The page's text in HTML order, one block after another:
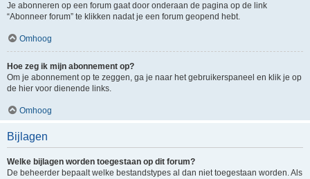
Je abonneren op een forum gaat door onderaan de pagina op de link
“Abonneer forum” te klikken nadat je een forum geopend hebt.
Omhoog
Hoe zeg ik mijn abonnement op?
Om je abonnement op te zeggen, ga je naar het gebruikerspaneel en klik je op
de hier voor dienende links.
Omhoog
Bijlagen
Welke bijlagen worden toegestaan op dit forum?
De beheerder bepaalt welke bestandstypes al dan niet toegestaan worden. Als